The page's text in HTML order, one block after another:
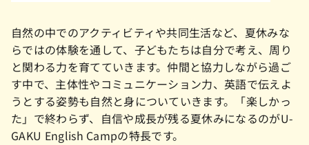
自然の中でのアクティビティや共同生活など、夏休みな
らではの体験を通して、子どもたちは自分で考え、周り
と関わる力を育てていきます。仲間と協力しながら過ご
す中で、主体性やコミュニケーション力、英語で伝えよ
うとする姿勢も自然と身についていきます。「楽しかっ
た」で終わらず、自信や成長が残る夏休みになるのがU-
GAKU English Campの特長です。